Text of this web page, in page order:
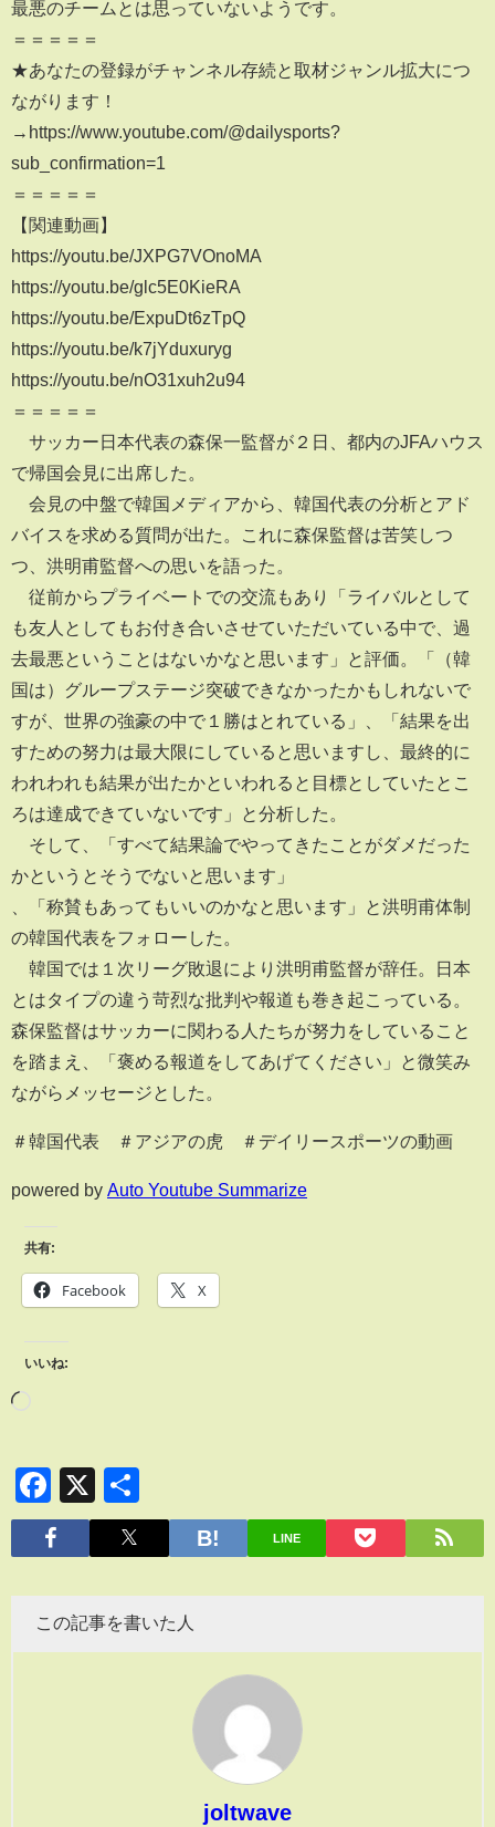
最悪のチームとは思っていないようです。
＝＝＝＝＝
★あなたの登録がチャンネル存続と取材ジャンル拡大につ
ながります！
→https://www.youtube.com/@dailysports?
sub_confirmation=1
＝＝＝＝＝
【関連動画】
https://youtu.be/JXPG7VOnoMA
https://youtu.be/glc5E0KieRA
https://youtu.be/ExpuDt6zTpQ
https://youtu.be/k7jYduxuryg
https://youtu.be/nO31xuh2u94
＝＝＝＝＝
サッカー日本代表の森保一監督が２日、都内のJFAハウス
で帰国会見に出席した。
会見の中盤で韓国メディアから、韓国代表の分析とアド
バイスを求める質問が出た。これに森保監督は苦笑しつ
つ、洪明甫監督への思いを語った。
従前からプライベートでの交流もあり「ライバルとして
も友人としてもお付き合いさせていただいている中で、過
去最悪ということはないかなと思います」と評価。「（韓
国は）グループステージ突破できなかったかもしれないで
すが、世界の強豪の中で１勝はとれている」、「結果を出
すための努力は最大限にしていると思いますし、最終的に
われわれも結果が出たかといわれると目標としていたとこ
ろは達成できていないです」と分析した。
そして、「すべて結果論でやってきたことがダメだった
かというとそうでないと思います」
、「称賛もあってもいいのかなと思います」と洪明甫体制
の韓国代表をフォローした。
韓国では１次リーグ敗退により洪明甫監督が辞任。日本
とはタイプの違う苛烈な批判や報道も巻き起こっている。
森保監督はサッカーに関わる人たちが努力をしていること
を踏まえ、「褒める報道をしてあげてください」と微笑み
ながらメッセージとした。
＃韓国代表 ＃アジアの虎 ＃デイリースポーツの動画
powered by Auto Youtube Summarize
共有:
Facebook X
いいね:
Facebook
X
有
LINE
この記事を書いた人
joltwave